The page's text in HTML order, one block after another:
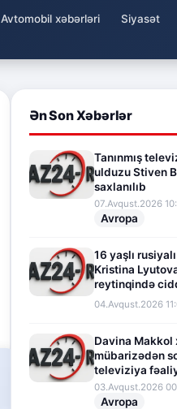
Avtomobil xəbərləri Siyasət
Ən Son Xəbərlər
Tanınmış
ulduzu Stiven
saxlanılıb
07.Avqust.2026
Avropa
16 yaşlı
Kristina
reytinqində
irəliləyişə imza
04.Avqust.2026
Davina Makkol
mübarizədən
televiziya
fasilə verir
03.Avqust.2026
Avropa